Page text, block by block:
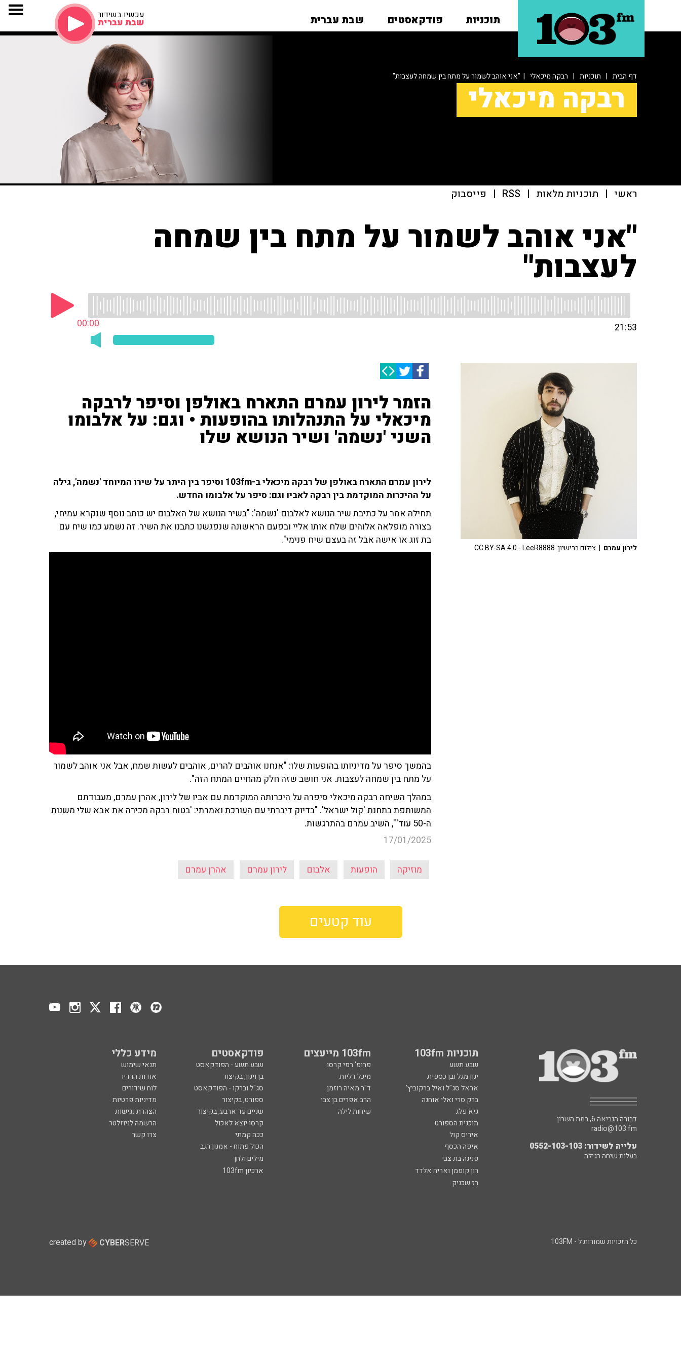
תוכניות פודקאסטים שבת עברית עכשיו בשידור
שבת עברית
דף הבית | תוכניות | רבקה מיכאלי | "אני אוהב לשמור על מתח בין שמחה לעצבות"
רבקה מיכאלי
ראשי | תוכניות מלאות |
RSS
| פייסבוק
"אני אוהב לשמור על מתח בין שמחה
לעצבות"
00:00 21:53
הזמר לירון עמרם התארח באולפן וסיפר לרבקה
מיכאלי על התנהלותו בהופעות • וגם: על אלבומו
השני 'נשמה' ושיר הנושא שלו
לירון עמרם התארח באולפן של רבקה מיכאלי ב-103fm וסיפר בין היתר על שירו המיוחד 'נשמה', גילה
על ההיכרות המוקדמת בין רבקה לאביו וגם: סיפר על אלבומו החדש.
תחילה אמר על כתיבת שיר הנושא לאלבום 'נשמה': "בשיר הנושא של האלבום יש כותב נוסף שנקרא עמיחי,
בצורה מופלאה אלוהים שלח אותו אליי ובפעם הראשונה שנפגשנו כתבנו את השיר. זה נשמע כמו שיח עם
בת זוג או אישה אבל זה בעצם שיח פנימי".
בהמשך סיפר על מדיניותו בהופעות שלו: "אנחנו אוהבים להרים, אוהבים לעשות שמח, אבל אני אוהב לשמור
על מתח בין שמחה לעצבות. אני חושב שזה חלק מהחיים המתח הזה".
במהלך השיחה רבקה מיכאלי סיפרה על היכרותה המוקדמת עם אביו של לירון, אהרן עמרם, מעבודתם
המשותפת בתחנת 'קול ישראל'. "בדיוק דיברתי עם העורכת ואמרתי: 'בטוח רבקה מכירה את אבא שלי משנות
ה-50 עוד'", השיב עמרם בהתרגשות.
17/01/2025
מוזיקה הופעות אלבום לירון עמרם אהרן עמרם
לירון עמרם | צילום ברישיון: CC BY-SA 4.0 - LeeR8888
עוד קטעים
תוכניות 103fm 103fm מייעצים פודקאסטים מידע כללי
שבע תשע פרופ' רפי קרסו שבע תשע - הפודקאסט
תנאי שימוש
ינון מגל ובן כספית
מיכל דליות בן וינון, בקיצור
אודות הרדיו
אראל סג"ל ואיל ברקוביץ'
ד"ר מאיה רוזמן סג"ל וברקו - הפודקאסט
לוח שידורים
ברק סרי ואלי אוחנה
הרב אפרים בן צבי ספורט, בקיצור
מדיניות פרטיות
גיא פלג
שיחות לילה שניים עד ארבע, בקיצור
הצהרת נגישות
תוכנית הספורט
קרסו יוצא לאכול
הרשמה לניוזלטר
איריס קול
ככה קמתי
צרו קשר
איפה הכסף
הכול פתוח - אמנון רגב
פנינה בת צבי
מילים ולחן
רון קופמן ואריה אלדד
ארכיון 103fm
רז שכניק
דבורה הנביאה 6, רמת השרון
radio@103.fm
עלייה לשידור: 0552-103-103
בעלות שיחה רגילה
כל הזכויות שמורות ל - 103FM created by CYBERSERVE